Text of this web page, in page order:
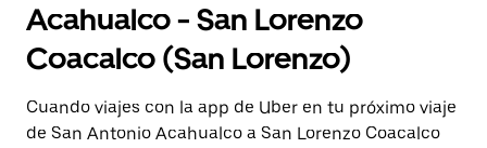
Acahualco - San Lorenzo
Coacalco (San Lorenzo)
Cuando viajes con la app de Uber en tu próximo viaje
de San Antonio Acahualco a San Lorenzo Coacalco